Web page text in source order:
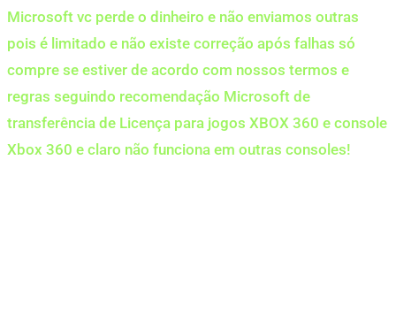
Microsoft vc perde o dinheiro e não enviamos outras
pois é limitado e não existe correção após falhas só
compre se estiver de acordo com nossos termos e
regras seguindo recomendação Microsoft de
transferência de Licença para jogos XBOX 360 e console
Xbox 360 e claro não funciona em outras consoles!